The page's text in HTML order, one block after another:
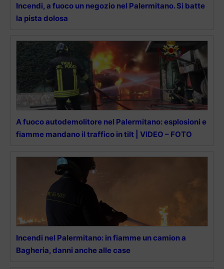
Incendi, a fuoco un negozio nel Palermitano. Si batte
la pista dolosa
A fuoco autodemolitore nel Palermitano: esplosioni e
fiamme mandano il traffico in tilt | VIDEO – FOTO
Incendi nel Palermitano: in fiamme un camion a
Bagheria, danni anche alle case